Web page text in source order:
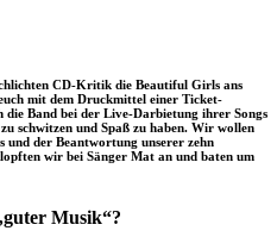
CD-Kritik die Beautiful Girls ans
mit dem Druckmittel einer Ticket-
die Band bei der Live-Darbietung ihrer Songs
schwitzen und Spaß zu haben. Wir wollen
und der Beantwortung unserer zehn
wir bei Sänger Mat an und baten um
Musik“?